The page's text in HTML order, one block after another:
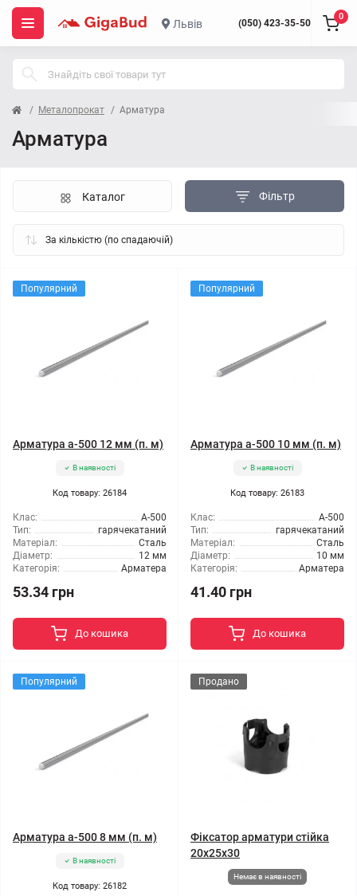
Львів (050) 423-35-50
0
Металопрокат Арматура
Арматура
Фільтр
Каталог
Популярний
Арматура а-500 12 мм (п. м)
В наявності
Код товару: 26184
Клас:
А-500
Тип:
гарячекатаний
Матеріал:
Сталь
Діаметр:
12 мм
Категорія:
Арматера
53.34 грн
До кошика
Популярний
Арматура а-500 10 мм (п. м)
В наявності
Код товару: 26183
Клас:
А-500
Тип:
гарячекатаний
Матеріал:
Сталь
Діаметр:
10 мм
Категорія:
Арматера
41.40 грн
До кошика
Популярний
Арматура а-500 8 мм (п. м)
В наявності
Код товару: 26182
Продано
Фіксатор арматури стійка
20x25x30
Немає в наявності